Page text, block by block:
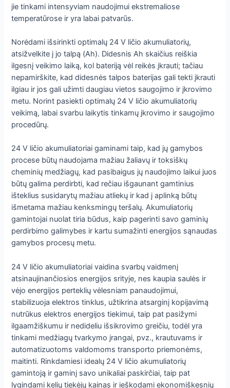
jie tinkami intensyviam naudojimui ekstremaliose
temperatūrose ir yra labai patvarūs.
Norėdami išsirinkti optimalų 24 V ličio akumuliatorių,
atsižvelkite į jo talpą (Ah). Didesnis Ah skaičius reiškia
ilgesnį veikimo laiką, kol bateriją vėl reikės įkrauti; tačiau
nepamirškite, kad didesnės talpos baterijas gali tekti įkrauti
ilgiau ir jos gali užimti daugiau vietos saugojimo ir įkrovimo
metu. Norint pasiekti optimalų 24 V ličio akumuliatorių
veikimą, labai svarbu laikytis tinkamų įkrovimo ir saugojimo
procedūrų.
24 V ličio akumuliatoriai gaminami taip, kad jų gamybos
procese būtų naudojama mažiau žaliavų ir toksiškų
cheminių medžiagų, kad pasibaigus jų naudojimo laikui juos
būtų galima perdirbti, kad rečiau išgaunant gamtinius
išteklius susidarytų mažiau atliekų ir kad į aplinką būtų
išmetama mažiau kenksmingų teršalų. Akumuliatorių
gamintojai nuolat tiria būdus, kaip pagerinti savo gaminių
perdirbimo galimybes ir kartu sumažinti energijos sąnaudas
gamybos procesų metu.
24 V ličio akumuliatoriai vaidina svarbų vaidmenį
atsinaujinančiosios energijos srityje, nes kaupia saulės ir
vėjo energijos perteklių vėlesniam panaudojimui,
stabilizuoja elektros tinklus, užtikrina atsarginį kopijavimą
nutrūkus elektros energijos tiekimui, taip pat pasižymi
ilgaamžiškumu ir nedideliu išsikrovimo greičiu, todėl yra
tinkami medžiagų tvarkymo įrangai, pvz., krautuvams ir
automatizuotoms valdomoms transporto priemonėms,
maitinti. Rinkdamiesi idealų 24 V ličio akumuliatorių
gamintoją ir gaminį savo unikaliai paskirčiai, taip pat
lygindami kelių tiekėjų kainas ir ieškodami ekonomiškesnių